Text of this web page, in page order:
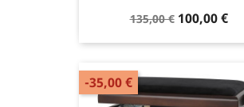
135,00 € 100,00 €
-35,00 €